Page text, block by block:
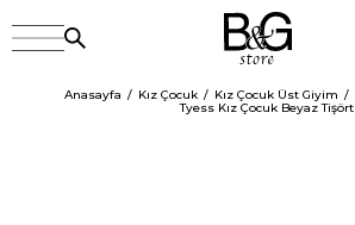
Anasayfa Kız Çocuk Kız Çocuk Üst Giyim
Tyess Kız Çocuk Beyaz Tişört